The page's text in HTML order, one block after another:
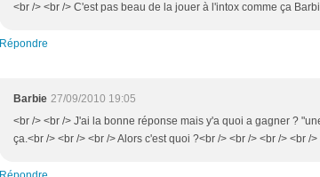
<br /> <br /> C'est pas beau de la jouer à l'intox comme ça
Répondre
Barbie 27/09/2010 19:05
<br /> <br /> J'ai la bonne réponse mais y'a quoi a gagner ?
ça.<br /> <br /> <br /> Alors c'est quoi ?<br /> <br /> <br /> <br />